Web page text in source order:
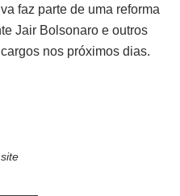
faz parte de uma reforma
Jair Bolsonaro e outros
nos próximos dias.